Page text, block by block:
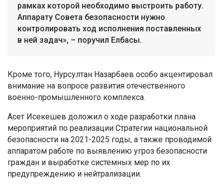
рамках которой необходимо выстроить работу.
Аппарату Совета безопасности нужно
контролировать ход исполнения поставленных
в ней задач», – поручил Елбасы.
Кроме того, Нурсултан Назарбаев особо акцентировал
внимание на вопросе развития отечественного
военно-промышленного комплекса.
Асет Исекешев доложил о ходе разработки плана
мероприятий по реализации Стратегии национальной
безопасности на 2021-2025 годы, а также проводимой
аппаратом работе по выявлению угроз безопасности
граждан и выработке системных мер по их
предупреждению и нейтрализации.